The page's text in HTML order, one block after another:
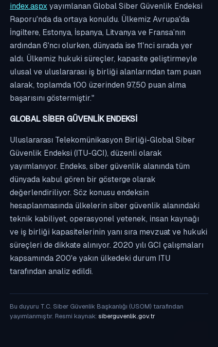
index.aspx yayımlanan Global Siber Güvenlik Endeksi
Raporu'nda da ortaya konuldu. Ülkemiz Avrupa'da
İngiltere, Estonya, İspanya, Litvanya ve Fransa’nın
ardından 6'ncı olurken, dünyada ise 11'nci sırada yer
aldı. Ülkemiz hukuki süreçler, kapasite geliştirmeyle
ulusal ve uluslararası iş birliği alanlarından tam puan
alarak, toplamda 100 üzerinden 97,50 puan alma
başarısını göstermiştir."
GLOBAL SİBER GÜVENLİK ENDEKSİ
Uluslararası Telekomünikasyon Birliği-Global Siber
Güvenlik Endeksi (ITU-GCI), düzenli olarak
yayımlanıyor. Endeks, siber güvenlik alanında tüm
dünyada kabul gören bir gösterge olarak
değerlendiriliyor. Söz konusu endeksin
hesaplanmasında ülkelerin siber güvenlik alanındaki
teknik kabiliyet, operasyonel yetenek, insan kaynağı
ve iş birliği kapasitelerinin yanı sıra mevzuat ve hukuki
süreçleri de dikkate alınıyor. 2020 yılı GCI çalışmaları
kapsamında 200'e yakın ülkedeki durum ITU
tarafından analiz edildi.
Bu duyuru T.C. Siber Güvenlik Başkanlığı (USOM) tarafından
yayımlanmıştır. Resmi kaynak: siberguvenlik.gov.tr